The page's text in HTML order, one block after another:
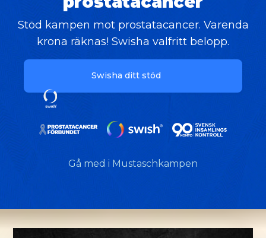
Stöd kampen mot prostatacancer. Varenda
krona räknas! Swisha valfritt belopp.
Swisha ditt stöd
Gå med i Mustaschkampen